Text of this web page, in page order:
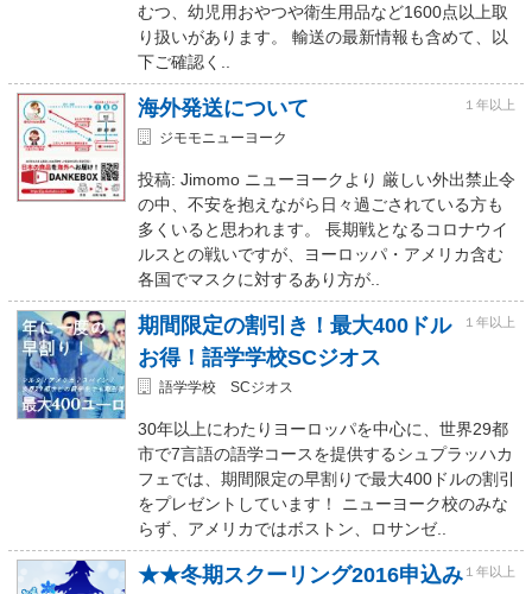
むつ、幼児用おやつや衛生用品など1600点以上取
り扱いがあります。 輸送の最新情報も含めて、以
下ご確認く..
海外発送について １年以上
ジモモニューヨーク
投稿: Jimomo ニューヨークより 厳しい外出禁止令
の中、不安を抱えながら日々過ごされている方も
多くいると思われます。 長期戦となるコロナウイ
ルスとの戦いですが、ヨーロッパ・アメリカ含む
各国でマスクに対するあり方が..
期間限定の割引き！最大400ドル
お得！語学学校SCジオス
１年以上
語学学校 SCジオス
30年以上にわたりヨーロッパを中心に、世界29都
市で7言語の語学コースを提供するシュプラッハカ
フェでは、期間限定の早割りで最大400ドルの割引
をプレゼントしています！ ニューヨーク校のみな
らず、アメリカではボストン、ロサンゼ..
★★冬期スクーリング2016申込み １年以上